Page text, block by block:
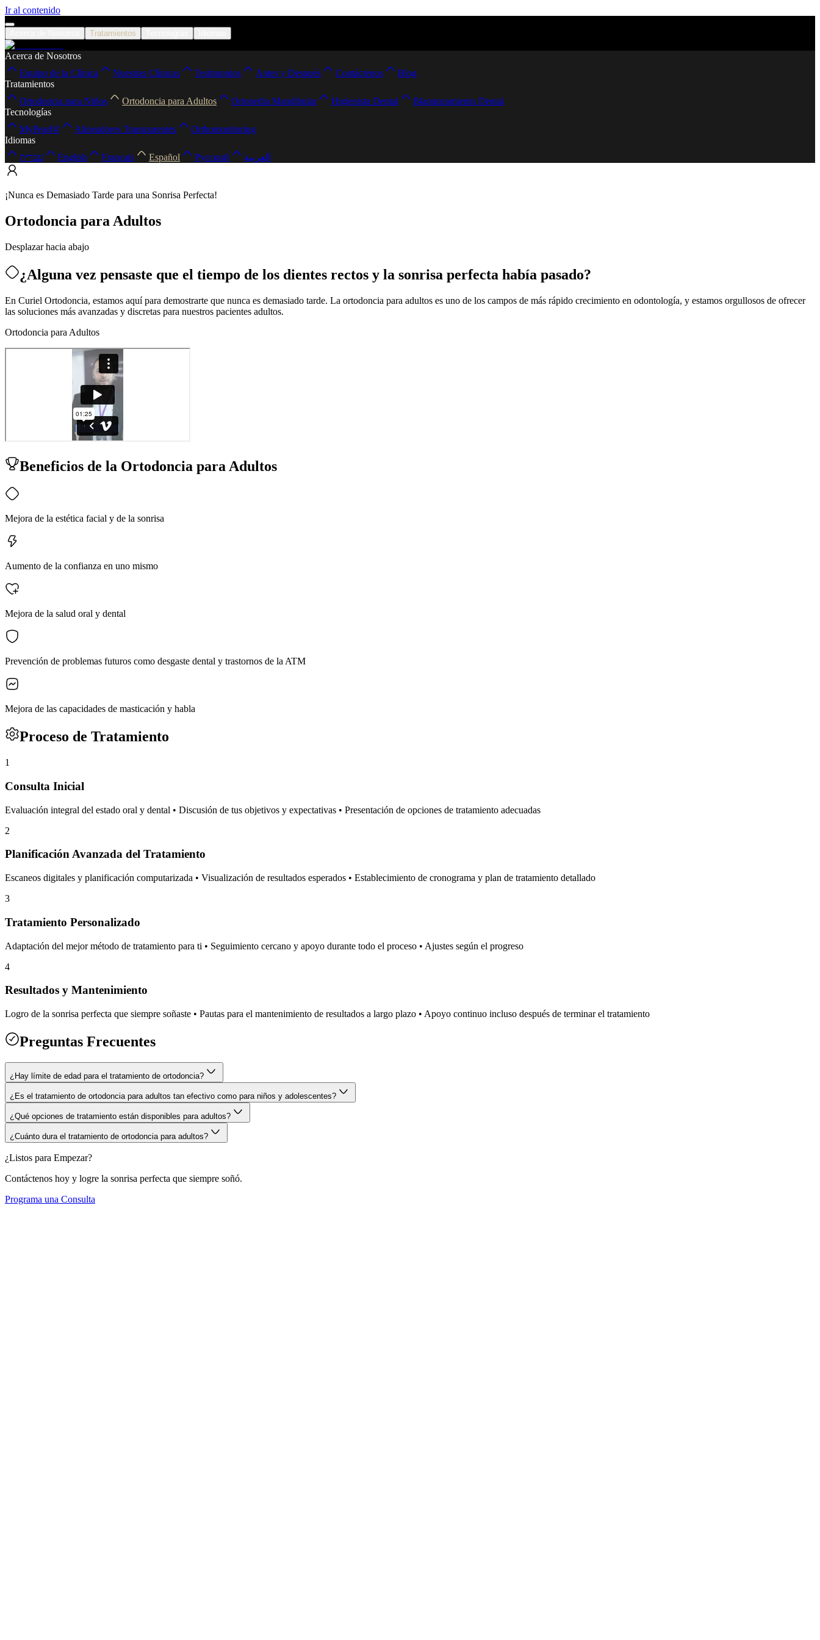
Ir al contenido
Tratamientos
Acerca de Nosotros
Equipo de la Clínica
Nuestras Clínicas Testimonios Antes y Después Contáctenos
Blog
Tratamientos
Ortodoncia para Niños
Ortodoncia para Adultos Ortopedia Mandibular Higienista Dental
Blanqueamiento Dental
Tecnologías
MyPearl®
Alineadores Transparentes
Orthomonitoring
Idiomas
עברית
English Français Español Русский العربية
¡Nunca es Demasiado Tarde para una Sonrisa Perfecta!
Ortodoncia para Adultos
Desplazar hacia abajo
¿Alguna vez pensaste que el tiempo de los dientes rectos y la sonrisa perfecta había pasado?
En Curiel Ortodoncia, estamos aquí para demostrarte que nunca es demasiado tarde. La ortodoncia para adultos es uno de los campos de más rápido crecimiento en odontología, y estamos orgullosos de ofrecer
las soluciones más avanzadas y discretas para nuestros pacientes adultos.
Ortodoncia para Adultos
Beneficios de la Ortodoncia para Adultos
Mejora de la estética facial y de la sonrisa
Aumento de la confianza en uno mismo
Mejora de la salud oral y dental
Prevención de problemas futuros como desgaste dental y trastornos de la ATM
Mejora de las capacidades de masticación y habla
Proceso de Tratamiento
1
Consulta Inicial
Evaluación integral del estado oral y dental • Discusión de tus objetivos y expectativas • Presentación de opciones de tratamiento adecuadas
2
Planificación Avanzada del Tratamiento
Escaneos digitales y planificación computarizada • Visualización de resultados esperados • Establecimiento de cronograma y plan de tratamiento detallado
3
Tratamiento Personalizado
Adaptación del mejor método de tratamiento para ti • Seguimiento cercano y apoyo durante todo el proceso • Ajustes según el progreso
4
Resultados y Mantenimiento
Logro de la sonrisa perfecta que siempre soñaste • Pautas para el mantenimiento de resultados a largo plazo • Apoyo continuo incluso después de terminar el tratamiento
Preguntas Frecuentes
¿Hay límite de edad para el tratamiento de ortodoncia?
¿Es el tratamiento de ortodoncia para adultos tan efectivo como para niños y adolescentes?
¿Qué opciones de tratamiento están disponibles para adultos?
¿Cuánto dura el tratamiento de ortodoncia para adultos?
¿Listos para Empezar?
Contáctenos hoy y logre la sonrisa perfecta que siempre soñó.
Programa una Consulta